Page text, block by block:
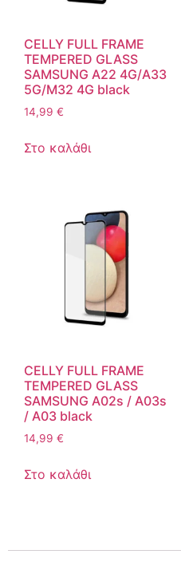
CELLY FULL FRAME
TEMPERED GLASS
SAMSUNG A22 4G/A33
5G/M32 4G black
14,99 €
Στο καλάθι
CELLY FULL FRAME
TEMPERED GLASS
SAMSUNG A02s / A03s
/ A03 black
14,99 €
Στο καλάθι